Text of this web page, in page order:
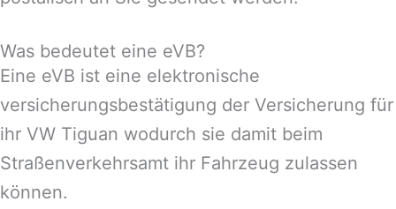
Was bedeutet eine eVB?
Eine eVB ist eine elektronische
versicherungsbestätigung der Versicherung für
ihr VW Tiguan wodurch sie damit beim
Straßenverkehrsamt ihr Fahrzeug zulassen
können.